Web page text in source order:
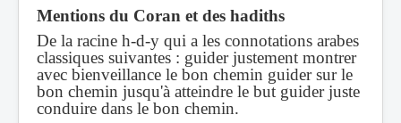
Mentions du Coran et des hadiths
De la racine h-d-y qui a les connotations arabes
classiques suivantes : guider justement montrer
avec bienveillance le bon chemin guider sur le
bon chemin jusqu'à atteindre le but guider juste
conduire dans le bon chemin.